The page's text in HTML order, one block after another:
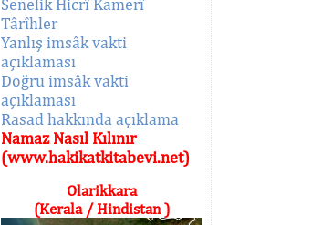
Senelik Hicrî Kamerî
Târîhler
Yanlış imsâk vakti
açıklaması
Doğru imsâk vakti
açıklaması
Rasad hakkında açıklama
Namaz Nasıl Kılınır
(www.hakikatkitabevi.net)
Olarikkara
(Kerala / Hindistan )